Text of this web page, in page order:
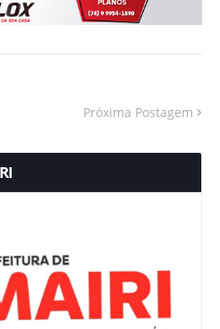
Próxima Postagem